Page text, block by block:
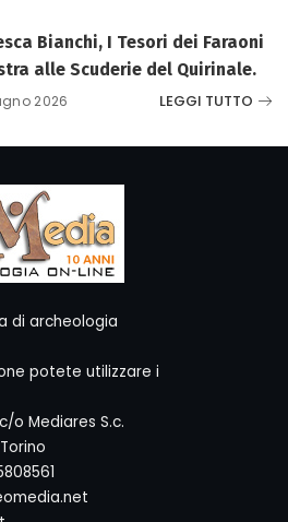
Bianchi, I Tesori dei Faraoni
alle Scuderie del Quirinale.
2026 LEGGI TUTTO
di archeologia
potete utilizzare i
o Mediares S.c.